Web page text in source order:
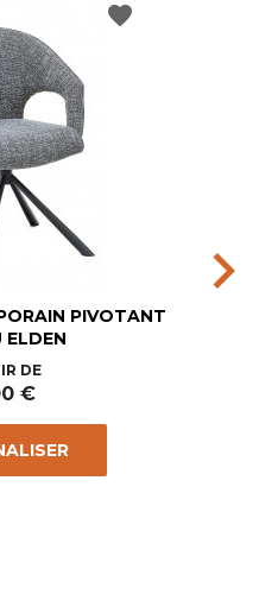
PIVOTANT
ELDEN
DE
€
favorite
chevron_right